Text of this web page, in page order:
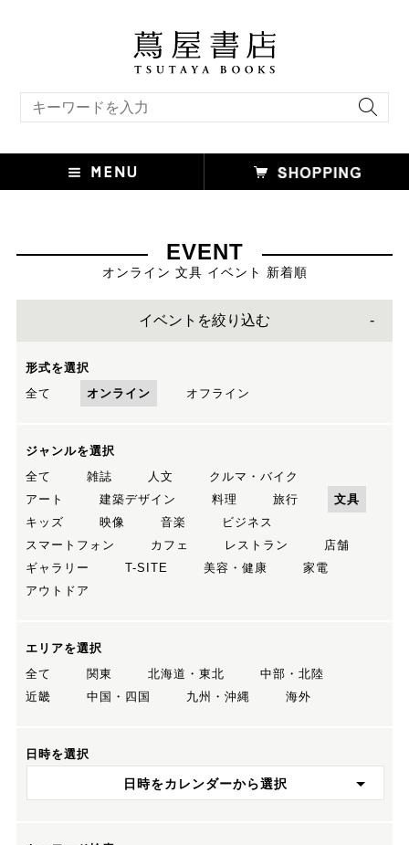
EVENT
オンライン 文具 イベント 新着順
イベントを絞り込む
形式を選択
全て
オンライン オフライン
ジャンルを選択
全て
雑誌 人文
クルマ・バイク
アート
建築デザイン 料理 旅行
文具
キッズ
映像 音楽
ビジネス
スマートフォン
カフェ レストラン
店舗
ギャラリー
T-SITE 美容・健康
家電
アウトドア
エリアを選択
全て
関東 北海道・東北
中部・北陸
近畿
中国・四国 九州・沖縄 海外
日時を選択
日時をカレンダーから選択